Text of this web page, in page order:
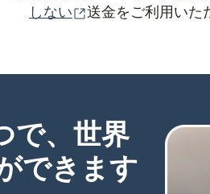
しない
（別ウィンドウで
送金をご利用いた
で、世界
できます